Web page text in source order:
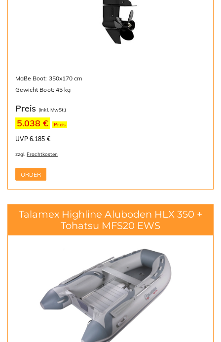
Maße Boot: 350x170 cm
Gewicht Boot: 45 kg
Preis (inkl. MwSt.)
5.038 € Preis
UVP 6.185 €
zzgl.Frachtkosten
ORDER
Talamex Highline Aluboden HLX 350 +
Tohatsu MFS20 EWS